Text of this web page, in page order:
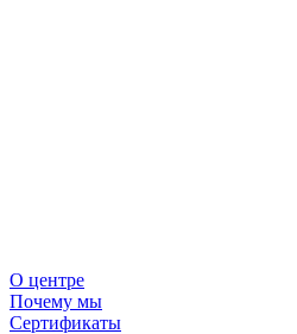
О центре
Почему мы
Сертификаты